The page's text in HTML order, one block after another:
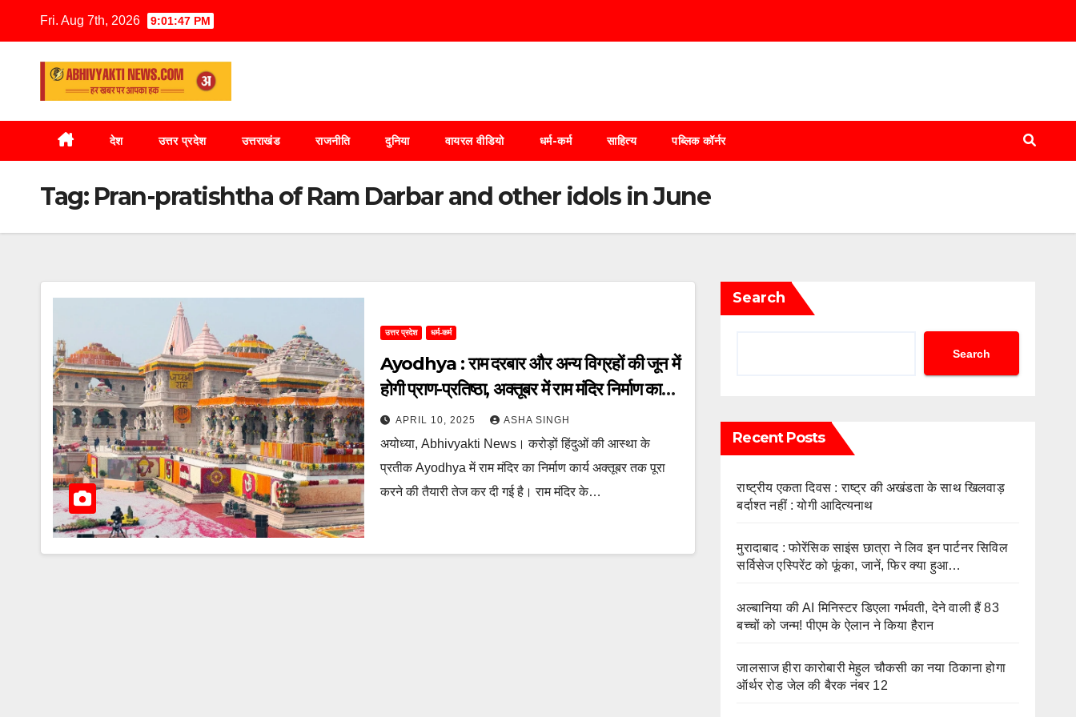
Fri. Aug 7th, 2026 9:01:48 PM
देश उत्तर प्रदेश उत्तराखंड राजनीति दुनिया वायरल वीडियो धर्म-कर्म साहित्य पब्लिक कॉर्नर
Tag: Pran-pratishtha of Ram Darbar and other idols in June
उत्तर प्रदेश धर्म-कर्म
Ayodhya : राम दरबार और अन्य विग्रहों की जून में
होगी प्राण-प्रतिष्ठा, अक्तूबर में राम मंदिर निर्माण कार्य
पूरा होगा
APRIL 10, 2025 ASHA SINGH
अयोध्या, Abhivyakti News। करोड़ों हिंदुओं की आस्था के
प्रतीक Ayodhya में राम मंदिर का निर्माण कार्य अक्तूबर तक पूरा
करने की तैयारी तेज कर दी गई है। राम मंदिर के…
Search
Search
Recent Posts
राष्ट्रीय एकता दिवस : राष्ट्र की अखंडता के साथ खिलवाड़
बर्दाश्त नहीं : योगी आदित्यनाथ
मुरादाबाद : फोरेंसिक साइंस छात्रा ने लिव इन पार्टनर सिविल
सर्विसेज एस्पिरेंट को फूंका, जानें, फिर क्या हुआ…
अल्बानिया की AI मिनिस्‍टर डिएला गर्भवती, देने वाली हैं 83
बच्चों को जन्‍म! पीएम के ऐलान ने किया हैरान
जालसाज हीरा कारोबारी मेहुल चौकसी का नया ठिकाना होगा
ऑर्थर रोड जेल की बैरक नंबर 12